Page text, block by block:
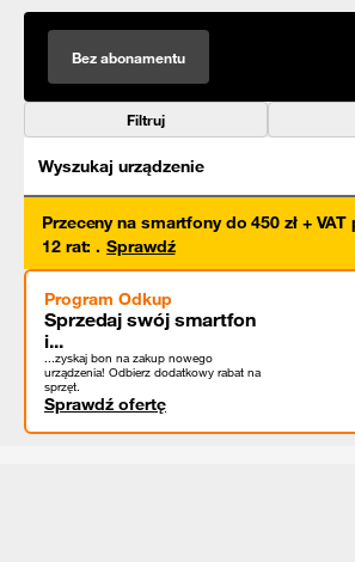
Bez abonamentu
Filtruj
Wyszukaj urządzenie
Przeceny na smartfony do 450 zł +
12 rat: . Sprawdź
Program Odkup
Sprzedaj swój smartfon
i...
...zyskaj bon na zakup nowego
urządzenia! Odbierz dodatkowy rabat na
sprzęt.
Sprawdź ofertę